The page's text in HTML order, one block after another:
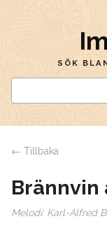
SÖK
← Tillbaka
Melodi: Karl-Alfred